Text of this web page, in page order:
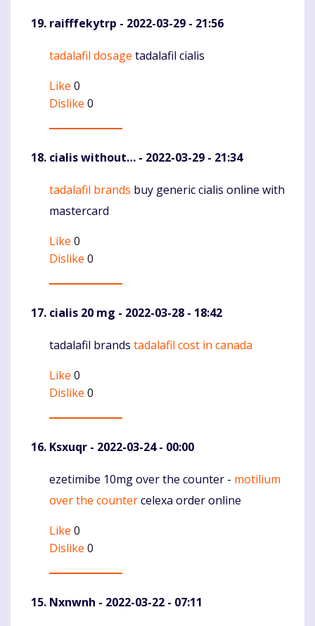
raifffekytrp - 2022-03-29 - 21:56
Komentaras
tadalafil dosage tadalafil cialis
Like 0
Dislike 0
cialis without… - 2022-03-29 - 21:34
Komentaras
tadalafil brands buy generic cialis online with
mastercard
Like 0
Dislike 0
cialis 20 mg - 2022-03-28 - 18:42
Komentaras
tadalafil brands tadalafil cost in canada
Like 0
Dislike 0
Ksxuqr - 2022-03-24 - 00:00
Komentaras
ezetimibe 10mg over the counter - motilium
over the countercelexa order online
Like 0
Dislike 0
Nxnwnh - 2022-03-22 - 07:11